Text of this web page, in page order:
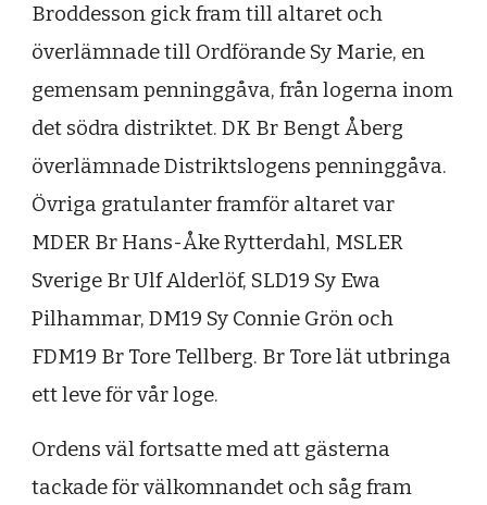
Broddesson gick fram till altaret och
överlämnade till Ordförande Sy Marie, en
gemensam penninggåva, från logerna inom
det södra distriktet. DK Br Bengt Åberg
överlämnade Distriktslogens penninggåva.
Övriga gratulanter framför altaret var
MDER Br Hans-Åke Rytterdahl, MSLER
Sverige Br Ulf Alderlöf, SLD19 Sy Ewa
Pilhammar, DM19 Sy Connie Grön och
FDM19 Br Tore Tellberg. Br Tore lät utbringa
ett leve för vår loge.
Ordens väl fortsatte med att gästerna
tackade för välkomnandet och såg fram